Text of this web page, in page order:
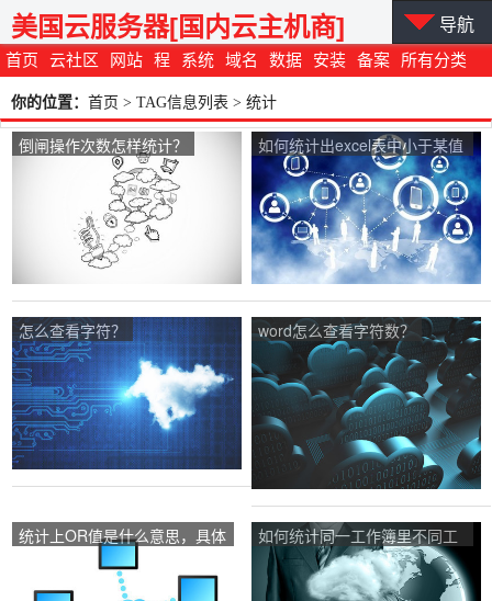
首页 云社区 网站 程 系统 域名 数据 安装 备案 所有分类
美国云服务器[国内云主机商] 导航
你的位置： 首页 > TAG信息列表 > 统计
倒闸操作次数怎样统计？
如何统计出excel表中小于某值
的数据？
怎么查看字符？ word怎么查看字符数？
统计上OR值是什么意思，具体
意义是什么？
如何统计同一工作簿里不同工
作表的数据？